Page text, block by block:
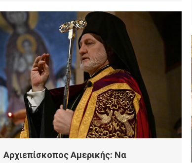
Αρχιεπίσκοπος Αμερικής: Να